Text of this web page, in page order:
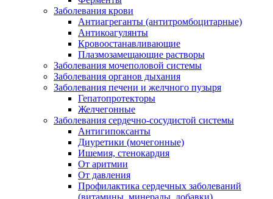
Заболевания крови
Антиагреганты (антитромбоцитарные)
Антикоагулянты
Кровоостанавливающие
Плазмозамещающие растворы
Заболевания мочеполовой системы
Заболевания органов дыхания
Заболевания печени и желчного пузыря
Гепатопротекторы
Желчегонные
Заболевания сердечно-сосудистой системы
Антигипоксанты
Диуретики (мочегонные)
Ишемия, стенокардия
От аритмии
От давления
Профилактика сердечных заболеваний
(витамины, минералы, добавки)